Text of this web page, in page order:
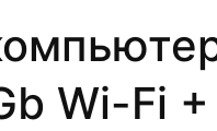
Wi-Fi